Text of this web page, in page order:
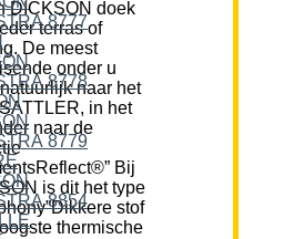
DICKSON doek
terras of
De meest
onder u
naar het
in het
naar de
Bij
is dit het type
stof
thermische